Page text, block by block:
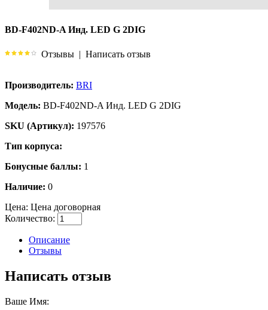
BD-F402ND-A Инд. LED G 2DIG
Отзывы | Написать отзыв
Производитель: BRI
Модель: BD-F402ND-A Инд. LED G 2DIG
SKU (Артикул): 197576
Тип корпуса:
Бонусные баллы: 1
Наличие: 0
Цена: Цена договорная
Количество:
Описание
Отзывы
Написать отзыв
Ваше Имя: